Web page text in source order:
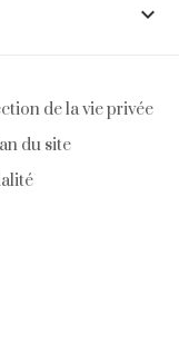

de la vie privée
du site